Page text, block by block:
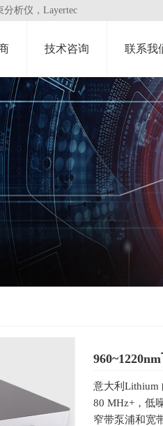
析仪，Layertec
技术咨询 联系我
意大利Lithium
80 MHz+，低
窄带泵浦和宽